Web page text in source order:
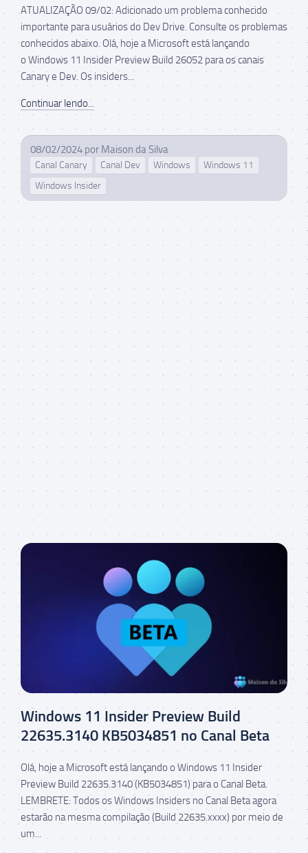
ATUALIZAÇÃO 09/02: Adicionado um problema conhecido
importante para usuários do Dev Drive. Consulte os problemas
conhecidos abaixo. Olá, hoje a Microsoft está lançando
o Windows 11 Insider Preview Build 26052 para os canais
Canary e Dev. Os insiders...
Continuar lendo...
08/02/2024 por Maison da Silva
Canal Canary Canal Dev Windows
Windows 11
Windows Insider
Windows 11 Insider Preview Build
22635.3140 KB5034851 no Canal Beta
Olá, hoje a Microsoft está lançando o Windows 11 Insider
Preview Build 22635.3140 (KB5034851) para o Canal Beta.
LEMBRETE: Todos os Windows Insiders no Canal Beta agora
estarão na mesma compilação (Build 22635.xxxx) por meio de
um...